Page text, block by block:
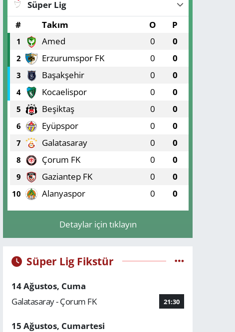
Süper Lig
#
Takım O P
1 Amed 0 0
2 Erzurumspor FK 0 0
3 Başakşehir 0 0
4 Kocaelispor 0 0
5 Beşiktaş 0 0
6 Eyüpspor 0 0
7 Galatasaray 0 0
8 Çorum FK 0 0
9 Gaziantep FK 0 0
10 Alanyaspor 0 0
Detaylar için tıklayın
Süper Lig Fikstür
14 Ağustos, Cuma
Galatasaray - Çorum FK
21:30
15 Ağustos, Cumartesi